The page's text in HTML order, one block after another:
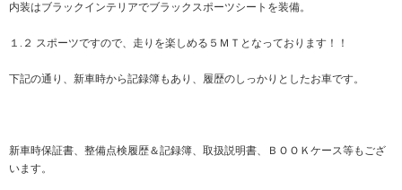
内装はブラックインテリアでブラックスポーツシートを装備。
１.２ スポーツですので、走りを楽しめる５ＭＴとなっております！！
下記の通り、新車時から記録簿もあり、履歴のしっかりとしたお車です。
新車時保証書、整備点検履歴＆記録簿、取扱説明書、ＢＯＯＫケース等もござ
います。